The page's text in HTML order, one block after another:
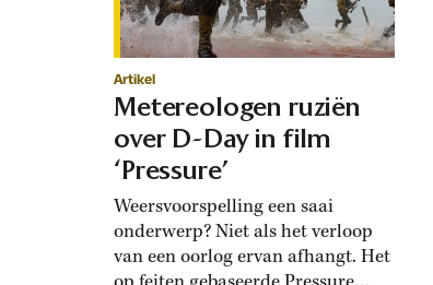
Artikel
Metereologen ruziën
over D-Day in film
‘Pressure’
Weersvoorspelling een saai
onderwerp? Niet als het verloop
van een oorlog ervan afhangt. Het